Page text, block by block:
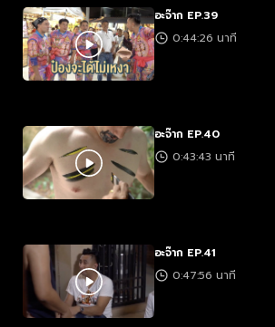
อะจ๊าก EP.39
0:44:26 นาที
อะจ๊าก EP.40
0:43:43 นาที
อะจ๊าก EP.41
0:47:56 นาที